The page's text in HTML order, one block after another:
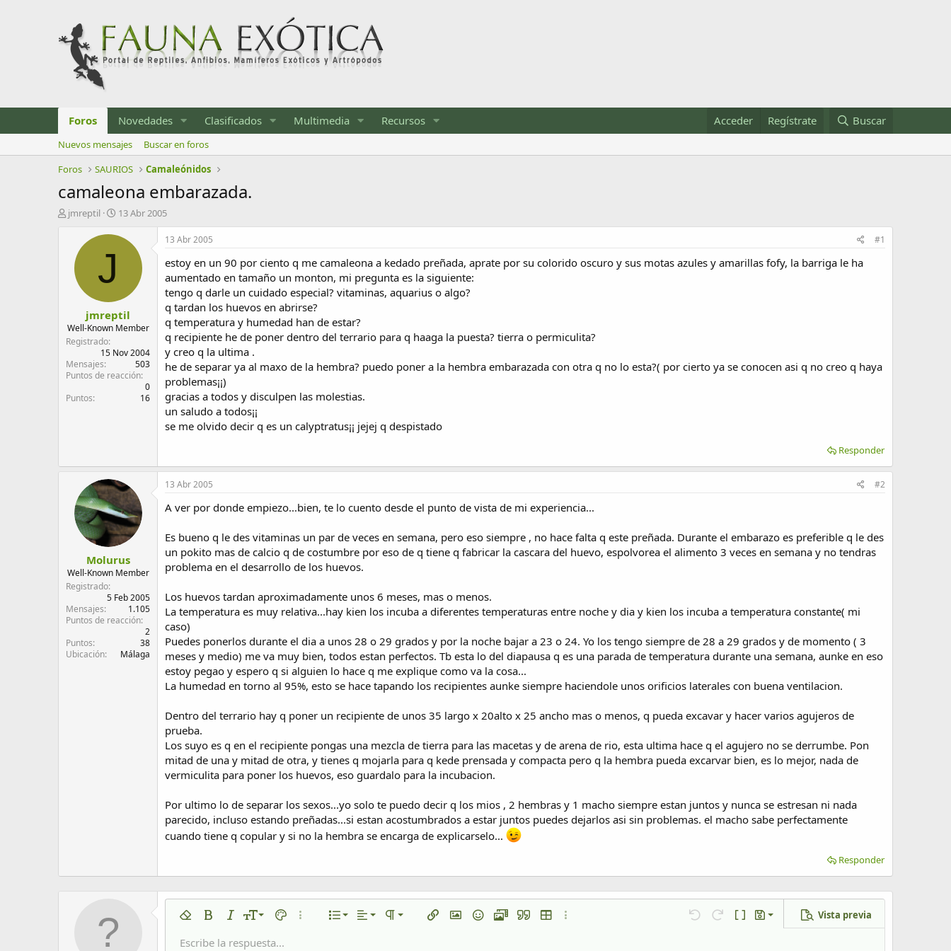
Foros Novedades Clasificados Multimedia Recursos Acceder Regístrate Buscar
Nuevos mensajes
Buscar en foros
Foros
SAURIOS Camaleónidos
camaleona embarazada.
I
d
e
t
e
a
jmreptil
F
c
i
n
i
i
13 Abr 2005
J
jmreptil
Well-Known Member
Registrado
15 Nov 2004
Mensajes
503
Puntos de reacción
0
Puntos
16
13 Abr 2005 #1
estoy en un 90 por ciento q me camaleona a kedado preñada, aprate por su colorido oscuro y sus motas azules y amarillas fofy, la barriga le ha
aumentado en tamaño un monton, mi pregunta es la siguiente:
tengo q darle un cuidado especial? vitaminas, aquarius o algo?
q tardan los huevos en abrirse?
q temperatura y humedad han de estar?
q recipiente he de poner dentro del terrario para q haaga la puesta? tierra o permiculita?
y creo q la ultima .
he de separar ya al maxo de la hembra? puedo poner a la hembra embarazada con otra q no lo esta?( por cierto ya se conocen asi q no creo q haya
problemas¡¡)
gracias a todos y disculpen las molestias.
un saludo a todos¡¡
se me olvido decir q es un calyptratus¡¡ jejej q despistado
Responder
Molurus
Well-Known Member
Registrado
5 Feb 2005
Mensajes
1.105
Puntos de reacción
2
Puntos
38
Ubicación
Málaga
13 Abr 2005 #2
A ver por donde empiezo...bien, te lo cuento desde el punto de vista de mi experiencia...
Es bueno q le des vitaminas un par de veces en semana, pero eso siempre , no hace falta q este preñada. Durante el embarazo es preferible q le des
un pokito mas de calcio q de costumbre por eso de q tiene q fabricar la cascara del huevo, espolvorea el alimento 3 veces en semana y no tendras
problema en el desarrollo de los huevos.
Los huevos tardan aproximadamente unos 6 meses, mas o menos.
La temperatura es muy relativa...hay kien los incuba a diferentes temperaturas entre noche y dia y kien los incuba a temperatura constante( mi
caso)
Puedes ponerlos durante el dia a unos 28 o 29 grados y por la noche bajar a 23 o 24. Yo los tengo siempre de 28 a 29 grados y de momento ( 3
meses y medio) me va muy bien, todos estan perfectos. Tb esta lo del diapausa q es una parada de temperatura durante una semana, aunke en eso
estoy pegao y espero q si alguien lo hace q me explique como va la cosa...
La humedad en torno al 95%, esto se hace tapando los recipientes aunke siempre haciendole unos orificios laterales con buena ventilacion.
Dentro del terrario hay q poner un recipiente de unos 35 largo x 20alto x 25 ancho mas o menos, q pueda excavar y hacer varios agujeros de
prueba.
Los suyo es q en el recipiente pongas una mezcla de tierra para las macetas y de arena de rio, esta ultima hace q el agujero no se derrumbe. Pon
mitad de una y mitad de otra, y tienes q mojarla para q kede prensada y compacta pero q la hembra pueda excarvar bien, es lo mejor, nada de
vermiculita para poner los huevos, eso guardalo para la incubacion.
Por ultimo lo de separar los sexos...yo solo te puedo decir q los mios , 2 hembras y 1 macho siempre estan juntos y nunca se estresan ni nada
parecido, incluso estando preñadas...si estan acostumbrados a estar juntos puedes dejarlos asi sin problemas. el macho sabe perfectamente
cuando tiene q copular y si no la hembra se encarga de explicarselo...
Responder
Eliminar formato
NegritaCursivaTamaño del texto
9
10
Color de texto
Más opciones…
Lista
Lista numerada
Alineamiento
Alineación izquierda
Paragraph format
Normal Insertar enlace
Insertar imagen
Emoticonos
Multimedia
Citar Insertar tabla
Más opciones… DeshacerRehacerCambiar a código BB
Borradores
Guardar borrador
Vista previa
Fuente Arial
TachadoSubrayadoCódigo en línea
Spoiler en línea
Insert horizontal line
SpoilerCódigo
Escribe la respuesta...